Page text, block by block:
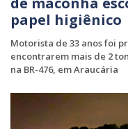
papel higiênico
Motorista de 33 anos foi
encontrarem mais de 2
na BR-476, em Araucária